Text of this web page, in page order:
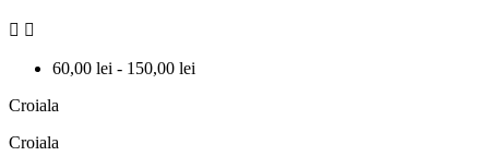
 
60,00 lei - 150,00 lei
Croiala
Croiala